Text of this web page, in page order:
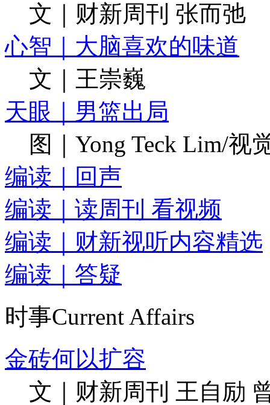
文｜财新周刊 张而弛
心智｜大脑喜欢的味道
文｜王崇巍
天眼｜男篮出局
图｜Yong Teck Lim/视
编读｜回声
编读｜读周刊 看视频
编读｜财新视听内容精选
编读｜答疑
时事Current Affairs
金砖何以扩容
文｜财新周刊 王自励